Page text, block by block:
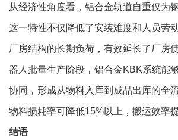
从经济性角度看，铝合金轨道自重仅为
这一特性不仅降低了安装难度和人员劳
厂房结构的长期负荷，有效延长了厂房
器人批量生产阶段，铝合金KBK系统能
协同，形成从物料入库到成品出库的全
物料损耗率可降低15%以上，搬运效率提
结语